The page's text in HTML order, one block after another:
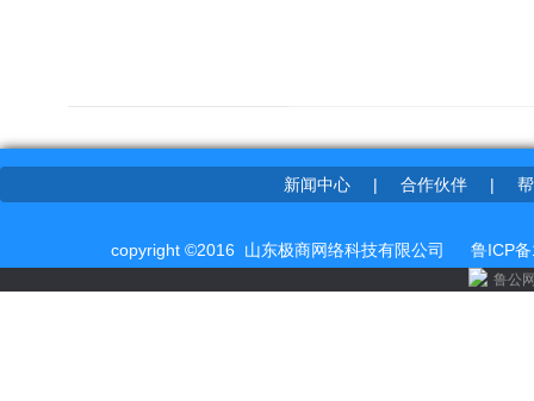
新闻中心 | 合作伙伴 |
copyright ©2016 山东极商网络科技有限公司 鲁ICP
鲁公